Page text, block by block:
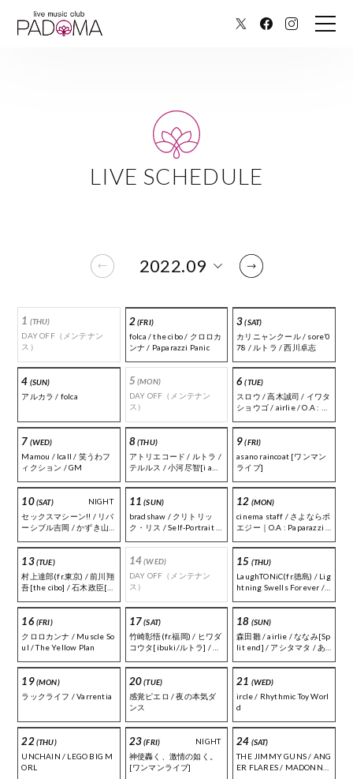
LIVE SCHEDULE
1 (THU)
DAY OFF（メンテナン
ス）
2(FRI)
folca / the cibo / クロロカ
ンナ / Paparazzi Panic
3(SAT)
カリニャンクール / sore’0
78 / ルトラ / 西川卓志
4 (SUN)
アルカラ / folca
5 (MON)
DAY OFF（メンテナン
ス）
6 (TUE)
スロウ / 高木誠司 / イワタ
ショウゴ / airlie / O.A : タ
7 (WED)
Mamou / Icall / 笑うわフ
ィクション / GM
8(THU)
アトリエコード / ルトラ /
テルルス / 小河尽智[i am
9(FRI)
asano raincoat [ワンマン
ライブ]
10(SAT)
DAY
チキンガーリックステー
キ [ワンマンライブ]
11 (SUN)
bradshaw / クリトリッ
ク・リス / Self-Portrait /
rgirl
12 (MON)
cinema staff / さよならポ
エジー｜O.A : Paparazzi P
13(TUE)
村上達郎(fr.東京) / 前川翔
吾[the cibo] / 石木政臣[ホ
14(WED)
DAY OFF（メンテナン
ス）
15 (THU)
LaughTONiC(fr.徳島) / Lig
htning Swells Forever / i
/ YUSARI
16 (FRI)
クロロカンナ / Muscle So
ul / The Yellow Plan
17(SAT)
竹崎彰悟(fr.福岡) / ヒワダ
コウタ[ibuki/ルトラ] / 西
シゲ・ビシャス[ニキ] / 伊
藤伶 / カワモトユウヤ / 3
20 / 吉田博哉 / ガースー
18 (SUN)
森田雛 / airlie / ななみ[Sp
lit end] / アシタマタ / あ
19(MON)
ラックライフ / Varrentia
20(TUE)
感覚ピエロ / 夜の本気ダ
ンス
21 (WED)
ircle / Rhythmic Toy Worl
d
22(THU)
UNCHAIN / LEGO BIG M
ORL
23(FRI)
DAY
神使轟く、激情の如く。
[ワンマンライブ]
24 (SAT)
THE JIMMY GUNS / ANG
ER FLARES / MADONNA